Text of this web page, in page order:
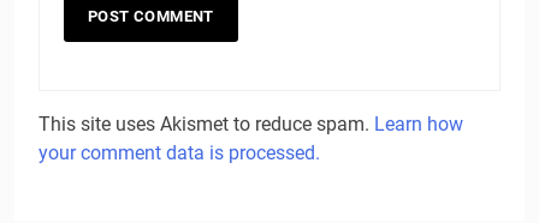
This site uses Akismet to reduce spam. Learn how
your comment data is processed.